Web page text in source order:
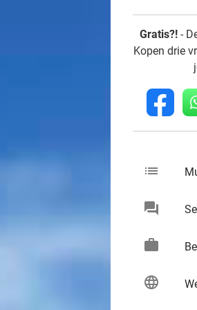
Gratis?! -
Kopen drie
fb
list
chat
work
language